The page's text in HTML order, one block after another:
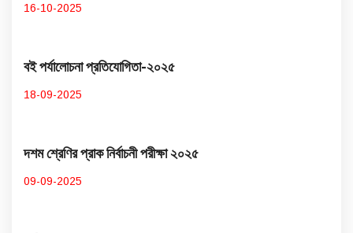
16-10-2025
বই পর্যালোচনা প্রতিযোগিতা-২০২৫
18-09-2025
দশম শ্রেণির প্রাক নির্বাচনী পরীক্ষা ২০২৫
09-09-2025